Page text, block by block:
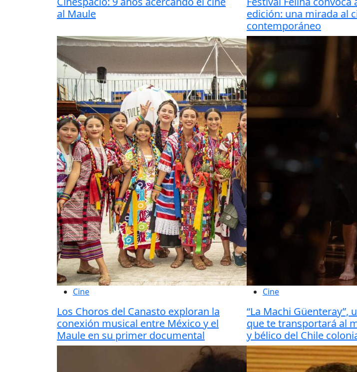
al Maule
edición: una mirada al
contemporáneo
Cine
Los Choros del Canasto exploran la
conexión musical entre México y el
Maule en su primer documental
Cine
“La Machi Güenteray”,
que te transportará al
y bélico del Chile